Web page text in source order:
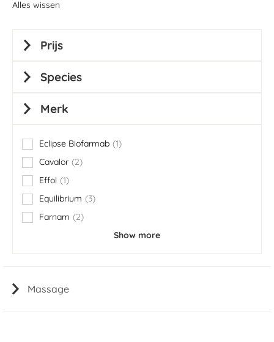
Massage
Alles wissen
Prijs
Species
Merk
Eclipse Biofarmab 1
item
Cavalor
2
items
Effol
1
item
Equilibrium
3
items
Farnam
2
items
Show more